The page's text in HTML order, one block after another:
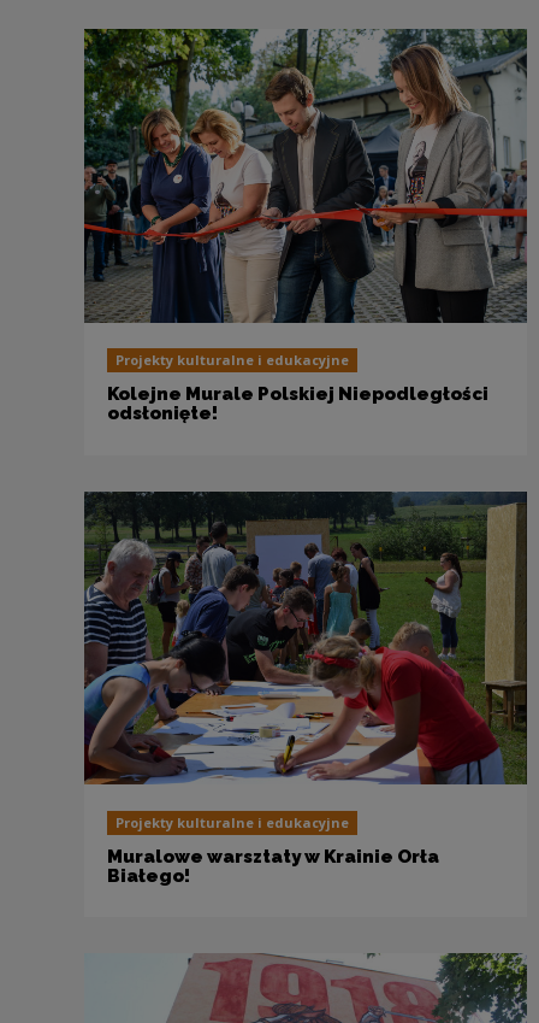
Projekty kulturalne i edukacyjne
Kolejne Murale Polskiej Niepodległości
odsłonięte!
Projekty kulturalne i edukacyjne
Muralowe warsztaty w Krainie Orła
Białego!